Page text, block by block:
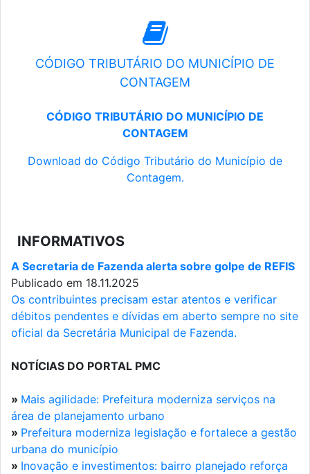
CÓDIGO TRIBUTÁRIO DO MUNICÍPIO DE
CONTAGEM
CÓDIGO TRIBUTÁRIO DO MUNICÍPIO DE
CONTAGEM
Download do Código Tributário do Município de
Contagem.
INFORMATIVOS
A Secretaria de Fazenda alerta sobre golpe de REFIS
Publicado em 18.11.2025
Os contribuintes precisam estar atentos e verificar
débitos pendentes e dívidas em aberto sempre no site
oficial da Secretária Municipal de Fazenda.
NOTÍCIAS DO PORTAL PMC
» Mais agilidade: Prefeitura moderniza serviços na
área de planejamento urbano
» Prefeitura moderniza legislação e fortalece a gestão
urbana do município
» Inovação e investimentos: bairro planejado reforça